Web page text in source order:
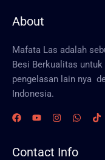
About
Mafata Las adalah
Besi Berkualitas
pengelasan lain nya
Indonesia.
Contact Info